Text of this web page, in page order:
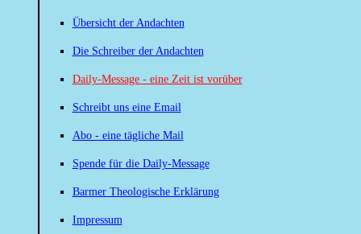
Übersicht der Andachten
Die Schreiber der Andachten
Daily-Message - eine Zeit ist vorüber
Schreibt uns eine Email
Abo - eine tägliche Mail
Spende für die Daily-Message
Barmer Theologische Erklärung
Impressum